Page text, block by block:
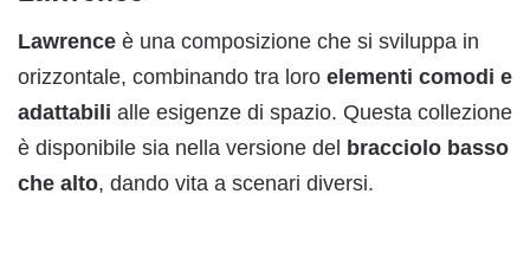
Lawrence è una composizione che si sviluppa in
orizzontale, combinando tra loro elementi comodi e
adattabili alle esigenze di spazio. Questa collezione
è disponibile sia nella versione del bracciolo basso
che alto, dando vita a scenari diversi.